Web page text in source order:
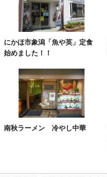
にかほ市象潟「魚や英」定食
始めました！！
南秋ラーメン 冷やし中華